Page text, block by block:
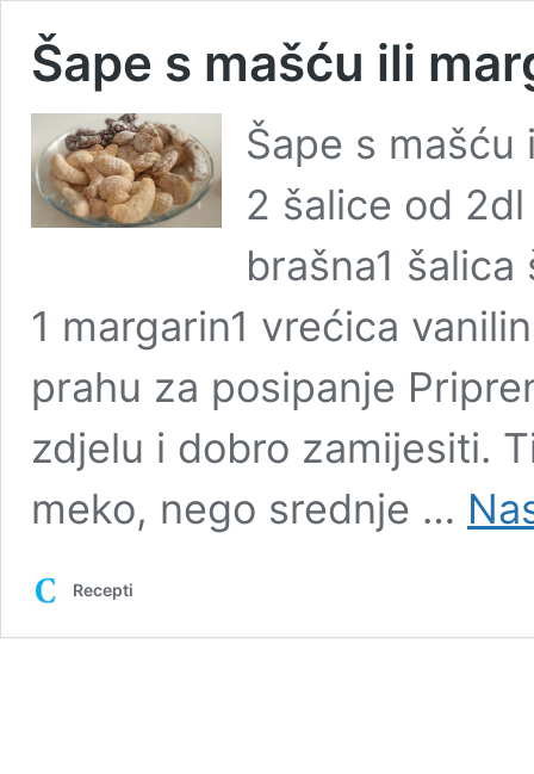
Šape s mašću ili
Šape s mašću
2 šalice od
brašna1
1 margarin1 vrećica
prahu za posipanje
zdjelu i dobro zamijesiti.
meko, nego srednje …
Recepti